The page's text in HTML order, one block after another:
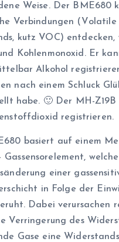
Weise. Der BME680
Verbindungen (Volatile
kutz VOC)
Kohlenmonoxid. Er
Alkohol
nach einem Schluck
habe. 🙂 Der MH-
registrieren.
basiert auf einem
Gassensorelement,
einer
in Folge der
Dabei verursachen
Verringerung des
Gase eine